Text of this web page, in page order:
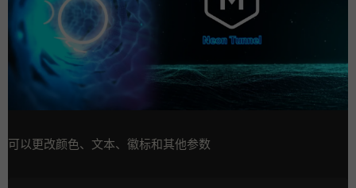
可以更改颜色、文本、徽标和其他参数